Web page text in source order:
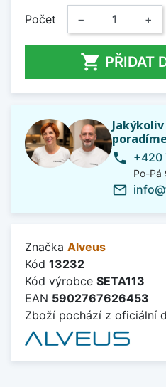
Počet − +
 PŘIDAT
phone +420
Po-Pá
mail_outline
Značka Alveus
Kód 13232
Kód výrobce SETA113
EAN 5902767626453
Zboží pochází z oficiální